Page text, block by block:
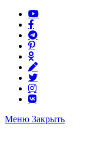
Меню Закрыть